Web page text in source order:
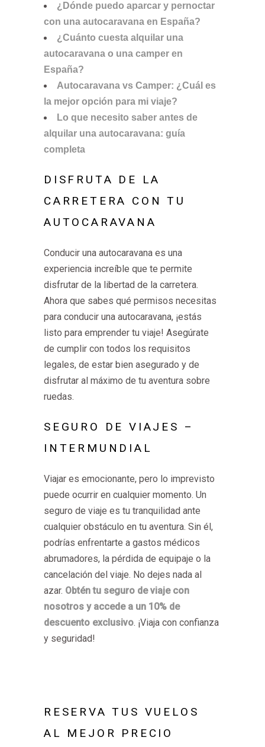
¿Dónde puedo aparcar y pernoctar
con una autocaravana en España?
¿Cuánto cuesta alquilar una
autocaravana o una camper en
España?
Autocaravana vs Camper: ¿Cuál es
la mejor opción para mi viaje?
Lo que necesito saber antes de
alquilar una autocaravana: guía
completa
DISFRUTA DE LA
CARRETERA CON TU
AUTOCARAVANA
Conducir una autocaravana es una
experiencia increíble que te permite
disfrutar de la libertad de la carretera.
Ahora que sabes qué permisos necesitas
para conducir una autocaravana, ¡estás
listo para emprender tu viaje! Asegúrate
de cumplir con todos los requisitos
legales, de estar bien asegurado y de
disfrutar al máximo de tu aventura sobre
ruedas.
SEGURO DE VIAJES –
INTERMUNDIAL
Viajar es emocionante, pero lo imprevisto
puede ocurrir en cualquier momento. Un
seguro de viaje es tu tranquilidad ante
cualquier obstáculo en tu aventura. Sin él,
podrías enfrentarte a gastos médicos
abrumadores, la pérdida de equipaje o la
cancelación del viaje. No dejes nada al
azar. Obtén tu seguro de viaje con
nosotros y accede a un 10% de
descuento exclusivo. ¡Viaja con confianza
y seguridad!
RESERVA TUS VUELOS
AL MEJOR PRECIO